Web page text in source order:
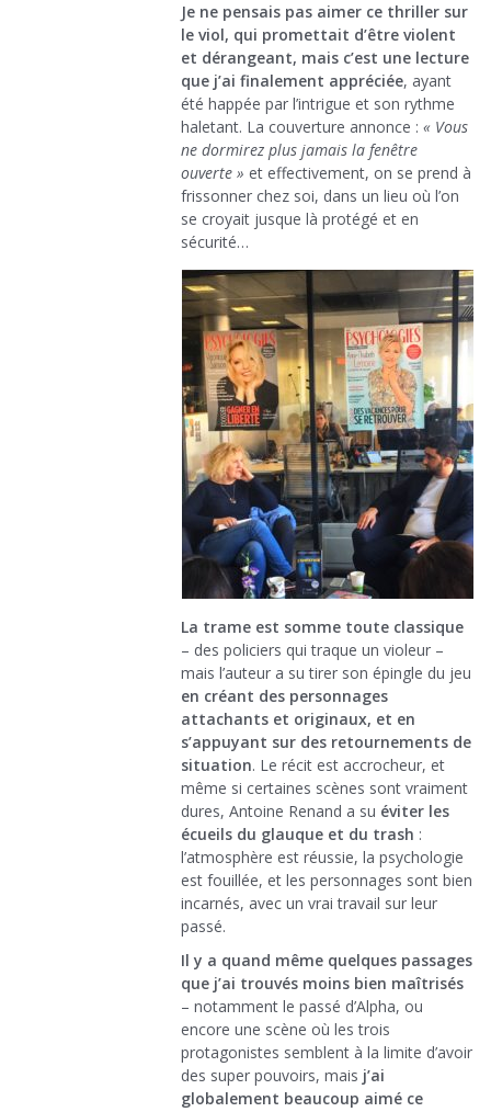
Je ne pensais pas aimer ce thriller sur
le viol, qui promettait d’être violent
et dérangeant, mais c’est une lecture
que j’ai finalement appréciée, ayant
été happée par l’intrigue et son rythme
haletant. La couverture annonce : « Vous
ne dormirez plus jamais la fenêtre
ouverte » et effectivement, on se prend à
frissonner chez soi, dans un lieu où l’on
se croyait jusque là protégé et en
sécurité…
La trame est somme toute classique
– des policiers qui traque un violeur –
mais l’auteur a su tirer son épingle du jeu
en créant des personnages
attachants et originaux, et en
s’appuyant sur des retournements de
situation. Le récit est accrocheur, et
même si certaines scènes sont vraiment
dures, Antoine Renand a su éviter les
écueils du glauque et du trash :
l’atmosphère est réussie, la psychologie
est fouillée, et les personnages sont bien
incarnés, avec un vrai travail sur leur
passé.
Il y a quand même quelques passages
que j’ai trouvés moins bien maîtrisés
– notamment le passé d’Alpha, ou
encore une scène où les trois
protagonistes semblent à la limite d’avoir
des super pouvoirs, mais j’ai
globalement beaucoup aimé ce